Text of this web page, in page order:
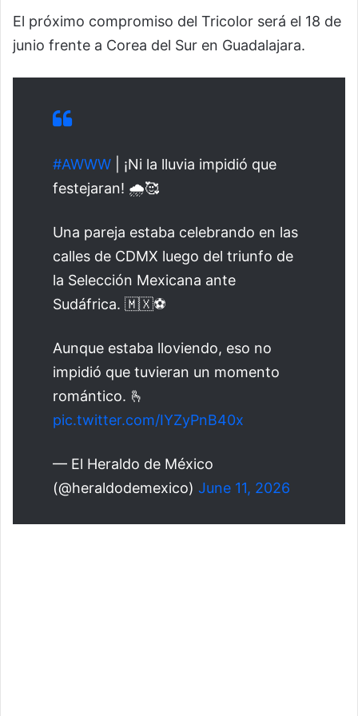
El próximo compromiso del Tricolor será el 18 de
junio frente a Corea del Sur en Guadalajara.
#AWWW | ¡Ni la lluvia impidió que
festejaran! 🌧️🥰
Una pareja estaba celebrando en las
calles de CDMX luego del triunfo de
la Selección Mexicana ante
Sudáfrica. 🇲🇽⚽️
Aunque estaba lloviendo, eso no
impidió que tuvieran un momento
romántico. 🫰
pic.twitter.com/IYZyPnB40x
— El Heraldo de México
(@heraldodemexico) June 11, 2026